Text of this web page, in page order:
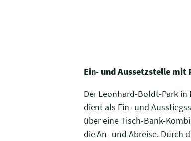
Ein- und Aussetzstelle mit
Der Leonhard-Boldt-Park in
dient als Ein- und
über eine Tisch-Bank-
die An- und Abreise. Durch